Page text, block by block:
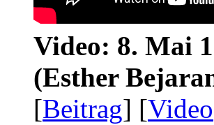
Video: 8. Mai
(Esther
[Beitrag] [Video